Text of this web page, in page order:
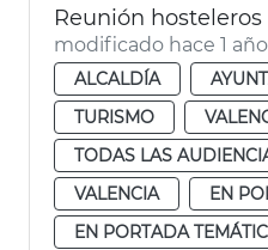
Reunión
modificado hace 1 año
ALCALDÍA
TURISMO
TODAS LAS
VALENCIA
EN
EN PORTADA